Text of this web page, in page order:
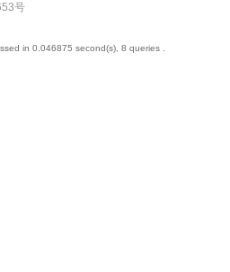
号
in 0.046875 second(s), 8 queries .